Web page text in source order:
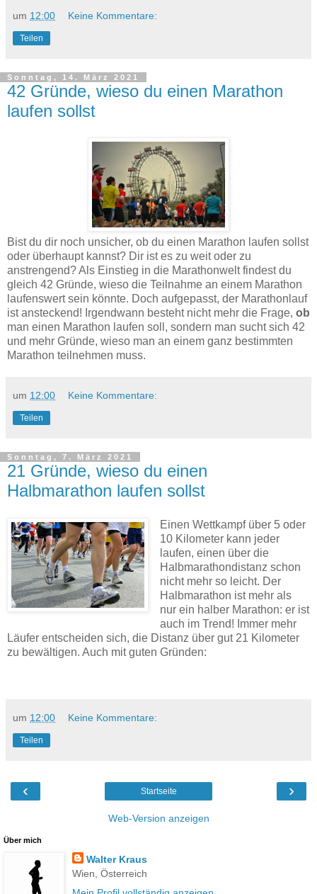
um 12:00 Keine Kommentare:
Teilen
Sonntag, 14. März 2021
42 Gründe, wieso du einen Marathon
laufen sollst
Bist du dir noch unsicher, ob du einen Marathon laufen sollst
oder überhaupt kannst? Dir ist es zu weit oder zu
anstrengend? Als Einstieg in die Marathonwelt findest du
gleich 42 Gründe, wieso die Teilnahme an einem Marathon
laufenswert sein könnte. Doch aufgepasst, der Marathonlauf
ist ansteckend! Irgendwann besteht nicht mehr die Frage, ob
man einen Marathon laufen soll, sondern man sucht sich 42
und mehr Gründe, wieso man an einem ganz bestimmten
Marathon teilnehmen muss.
um 12:00 Keine Kommentare:
Teilen
Sonntag, 7. März 2021
21 Gründe, wieso du einen
Halbmarathon laufen sollst
Einen Wettkampf über 5 oder
10 Kilometer kann jeder
laufen, einen über die
Halbmarathondistanz schon
nicht mehr so leicht. Der
Halbmarathon ist mehr als
nur ein halber Marathon: er ist
auch im Trend! Immer mehr
Läufer entscheiden sich, die Distanz über gut 21 Kilometer
zu bewältigen. Auch mit guten Gründen:
um 12:00 Keine Kommentare:
Teilen
‹ ›
Startseite
Web-Version anzeigen
Über mich
Walter Kraus
Wien, Österreich